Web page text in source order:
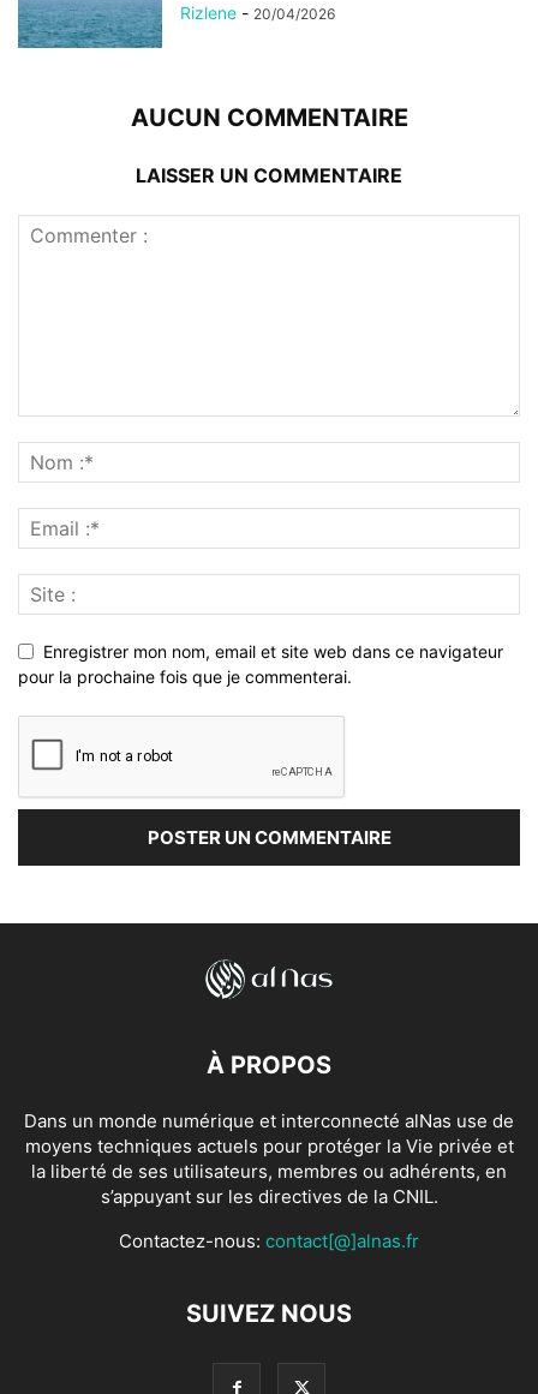
Rizlene - 20/04/2026
AUCUN COMMENTAIRE
LAISSER UN COMMENTAIRE
Enregistrer mon nom, email et site web dans ce navigateur
pour la prochaine fois que je commenterai.
À PROPOS
Dans un monde numérique et interconnecté alNas use de
moyens techniques actuels pour protéger la Vie privée et
la liberté de ses utilisateurs, membres ou adhérents, en
s’appuyant sur les directives de la CNIL.
Contactez-nous: contact[@]alnas.fr
SUIVEZ NOUS